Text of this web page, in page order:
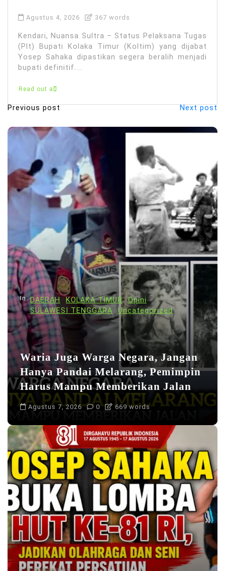
Agustus 4, 2026 367 words
Kendari, Nuansa Sultra – Status Pelaksana Tugas
(Plt) Bupati Kolaka Timur (Koltim) yang dijabat
Yosep Sahaka dipastikan segera beralih menjadi
bupati definitif....
Read out all
N
a
i
g
a
s
o
s
Previous post Next post
In DAERAH KOLAKA TIMUR
Opini
SULAWESI TENGGARA
Uncategorized
Waria Juga Warga Negara, Jangan
Hanya Pandai Melarang, Pemimpin
Harus Mampu Memberikan Jalan
Agustus 7, 2026 0 669 words